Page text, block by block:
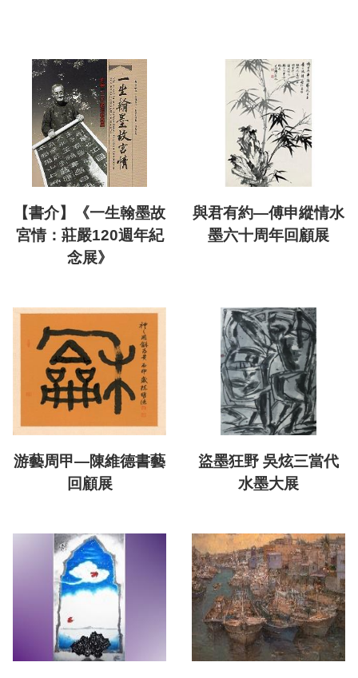
【書介】《一生翰墨故
宮情：莊嚴120週年紀
念展》
與君有約—傅申縱情水
墨六十周年回顧展
游藝周甲—陳維德書藝
回顧展
盜墨狂野 吳炫三當代
水墨大展